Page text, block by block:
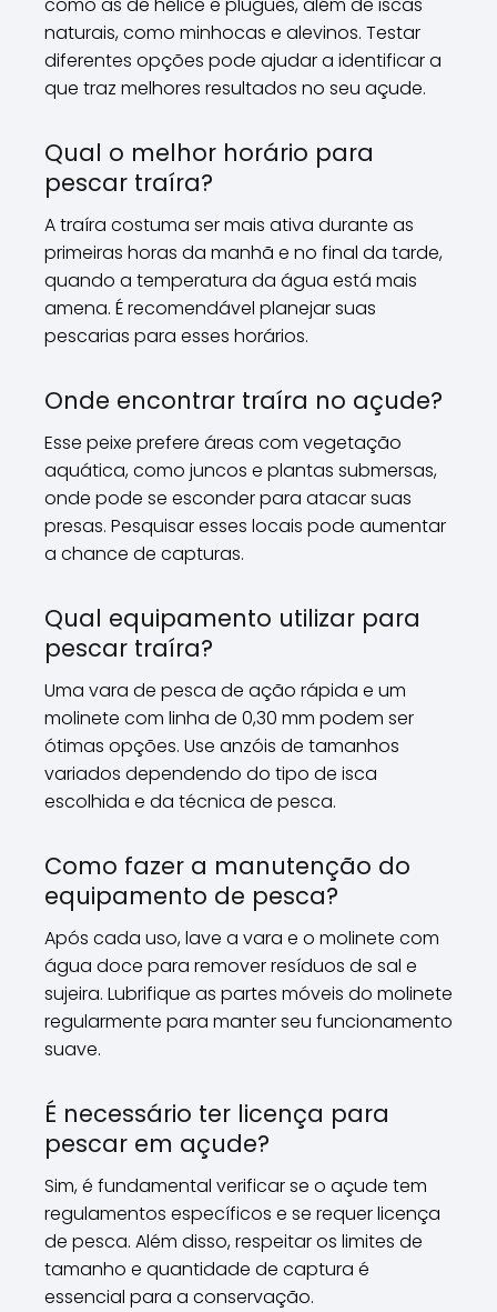
como as de hélice e plugues, além de iscas
naturais, como minhocas e alevinos. Testar
diferentes opções pode ajudar a identificar a
que traz melhores resultados no seu açude.
Qual o melhor horário para
pescar traíra?
A traíra costuma ser mais ativa durante as
primeiras horas da manhã e no final da tarde,
quando a temperatura da água está mais
amena. É recomendável planejar suas
pescarias para esses horários.
Onde encontrar traíra no açude?
Esse peixe prefere áreas com vegetação
aquática, como juncos e plantas submersas,
onde pode se esconder para atacar suas
presas. Pesquisar esses locais pode aumentar
a chance de capturas.
Qual equipamento utilizar para
pescar traíra?
Uma vara de pesca de ação rápida e um
molinete com linha de 0,30 mm podem ser
ótimas opções. Use anzóis de tamanhos
variados dependendo do tipo de isca
escolhida e da técnica de pesca.
Como fazer a manutenção do
equipamento de pesca?
Após cada uso, lave a vara e o molinete com
água doce para remover resíduos de sal e
sujeira. Lubrifique as partes móveis do molinete
regularmente para manter seu funcionamento
suave.
É necessário ter licença para
pescar em açude?
Sim, é fundamental verificar se o açude tem
regulamentos específicos e se requer licença
de pesca. Além disso, respeitar os limites de
tamanho e quantidade de captura é
essencial para a conservação.